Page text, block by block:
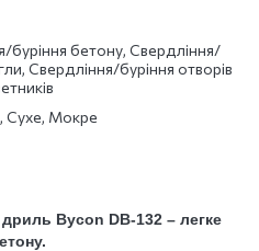
буріння бетону, Свердління/
Свердління/буріння отворів
Сухе, Мокре
Bycon DB-132 – легке